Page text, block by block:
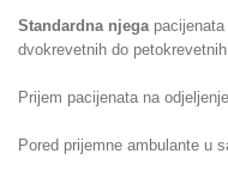
Standardna njegapacijenata
dvokrevetnih do
Prijem pacijenata na
Pored prijemne ambulante u